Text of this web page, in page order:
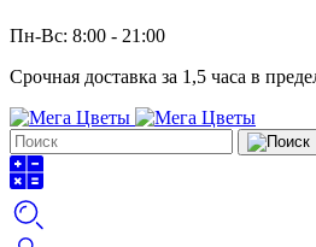
Пн-Вс: 8:00 - 21:00
Срочная доставка за 1,5 часа в